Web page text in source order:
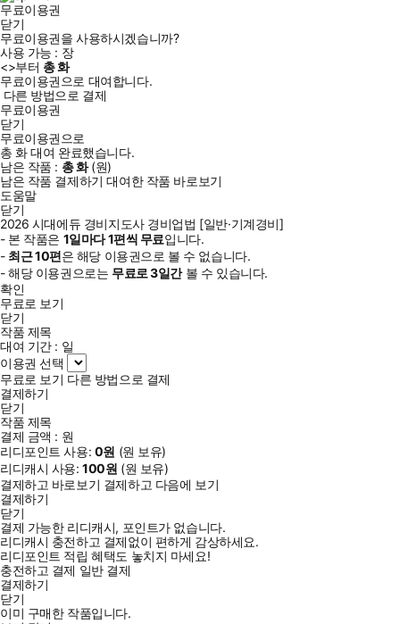
무료이용권
닫기
무료이용권을 사용하시겠습니까?
사용 가능 : 장
<>부터 총화
무료이용권으로 대여합니다.
다른 방법으로 결제
무료이용권
닫기
무료이용권으로
총 화대여 완료했습니다.
남은 작품 : 총화(원)
남은 작품 결제하기 대여한 작품 바로보기
도움말
닫기
2026 시대에듀 경비지도사 경비업법 [일반·기계경비]
- 본 작품은 1일마다1편씩 무료입니다.
- 최근10편은 해당 이용권으로 볼 수 없습니다.
- 해당 이용권으로는 무료로3일간볼 수 있습니다.
확인
무료로 보기
닫기
작품 제목
대여 기간 : 일
이용권 선택
무료로 보기 다른 방법으로 결제
결제하기
닫기
작품 제목
결제 금액 : 원
리디포인트 사용: 0원 (원 보유)
리디캐시 사용:100원 (원 보유)
결제하고 바로보기 결제하고 다음에 보기
결제하기
닫기
결제 가능한 리디캐시, 포인트가 없습니다.
리디캐시 충전하고 결제없이 편하게 감상하세요.
리디포인트 적립 혜택도 놓치지 마세요!
충전하고 결제 일반 결제
결제하기
닫기
이미 구매한 작품입니다.